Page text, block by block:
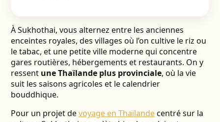
À Sukhothai, vous alternez entre les anciennes
enceintes royales, des villages où l’on cultive le riz ou
le tabac, et une petite ville moderne qui concentre
gares routières, hébergements et restaurants. On y
ressent une Thaïlande plus provinciale, où la vie
suit les saisons agricoles et le calendrier
bouddhique.
Pour un projet devoyage en Thaïlandecentré sur la